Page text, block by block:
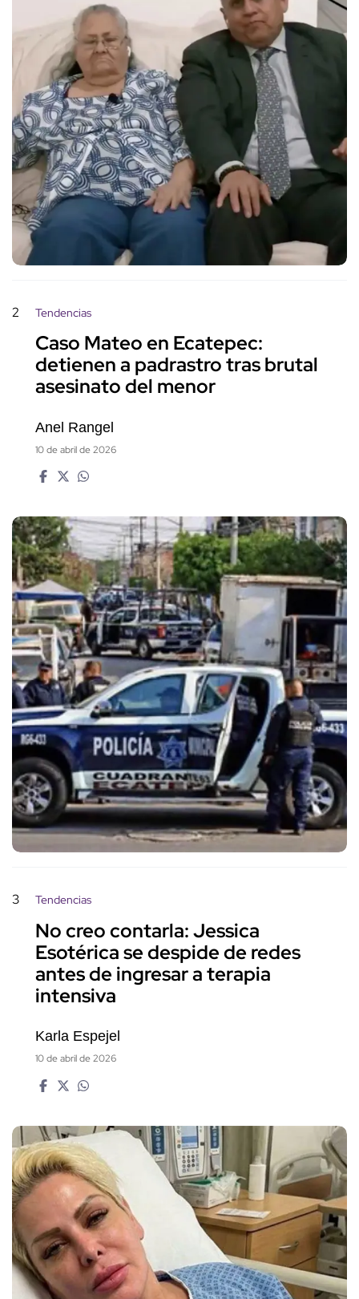
2 Tendencias
Caso Mateo en Ecatepec:
detienen a padrastro tras brutal
asesinato del menor
Anel Rangel
10 de abril de 2026
3 Tendencias
No creo contarla: Jessica
Esotérica se despide de redes
antes de ingresar a terapia
intensiva
Karla Espejel
10 de abril de 2026